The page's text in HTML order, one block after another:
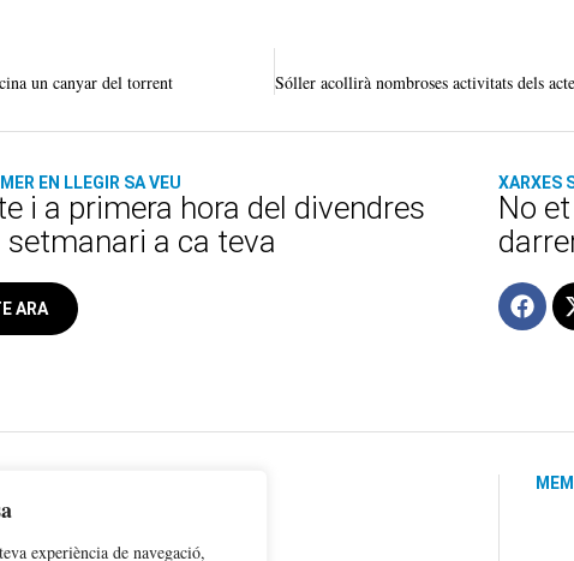
experiència de navegació,
un canyar del torrent
EN LLEGIR SA VEU
i a primera hora del divendres
setmanari a ca teva
ARA
XARXES
No